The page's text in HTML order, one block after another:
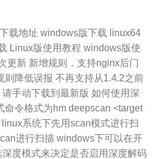
载地址 windows版下载 linux64
Linux版使用教程 windows版使
更新 新增规则，支持nginx后门
则降低误报 不再支持从1.4.2之前
手动下载到最新版 如何使用深
命令格式为hm deepscan <target
系统下先用scan模式进行扫
进行扫描 windows下可以在开
度模式来决定是否启用深度解码